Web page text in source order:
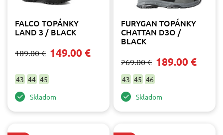
46
3
Výrobca
Falco
Forma moto čižmy
3
IXON
FALCO TOPÁNKY
LAND 3 / BLACK
189.00 € 149.00 €
43 44 45
Skladom
FURYGAN TOPÁNKY
CHATTAN D3O /
BLACK
269.00 € 189.00 €
43 45 46
Skladom